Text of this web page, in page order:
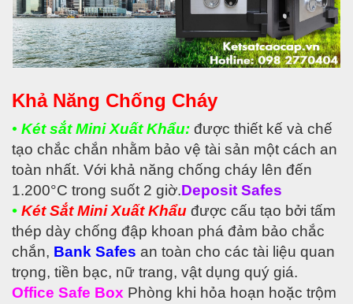
Khả Năng Chống Cháy
• Két sắt Mini Xuất Khẩu: được thiết kế và chế
tạo chắc chắn nhằm bảo vệ tài sản một cách an
toàn nhất. Với khả năng chống cháy lên đến
1.200°C trong suốt 2 giờ.Deposit Safes
• Két Sắt Mini Xuất Khẩu được cấu tạo bởi tấm
thép dày chống đập khoan phá đảm bảo chắc
chắn, Bank Safes an toàn cho các tài liệu quan
trọng, tiền bạc, nữ trang, vật dụng quý giá.
Office Safe Box Phòng khi hỏa hoạn hoặc trộm